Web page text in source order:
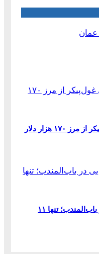
نرخ اجاره روزانه نفتکش‌های غول‌پیکر از مرز ۱۷۰ هزار دلار
سقوط کم‌سابقه ترافیک دریایی در باب‌المندب؛ تنها ۱۱